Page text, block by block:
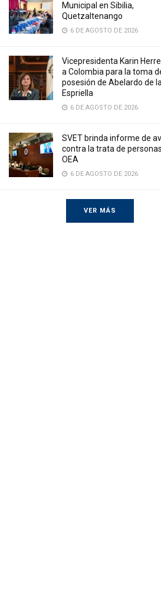
Municipal en Sibilia,
Quetzaltenango
6 DE AGOSTO DE 2026
Vicepresidenta Karin
a Colombia para la toma
posesión de Abelardo de la
Espriella
6 DE AGOSTO DE 2026
SVET brinda informe de
contra la trata de
OEA
6 DE AGOSTO DE 2026
VER MÁS